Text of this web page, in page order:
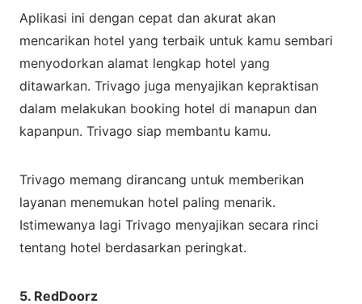
Aplikasi ini dengan cepat dan akurat akan
mencarikan hotel yang terbaik untuk kamu sembari
menyodorkan alamat lengkap hotel yang
ditawarkan. Trivago juga menyajikan kepraktisan
dalam melakukan booking hotel di manapun dan
kapanpun. Trivago siap membantu kamu.
Trivago memang dirancang untuk memberikan
layanan menemukan hotel paling menarik.
Istimewanya lagi Trivago menyajikan secara rinci
tentang hotel berdasarkan peringkat.
5. RedDoorz